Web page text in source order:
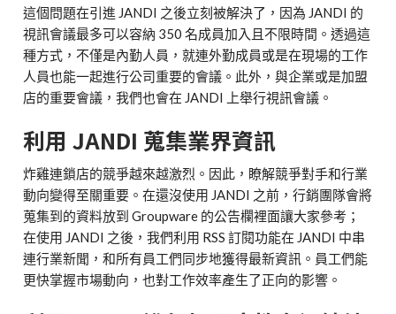
這個問題在引進 JANDI 之後立刻被解決了，因為 JANDI 的
視訊會議最多可以容納 350 名成員加入且不限時間。透過這
種方式，不僅是內勤人員，就連外勤成員或是在現場的工作
人員也能一起進行公司重要的會議。此外，與企業或是加盟
店的重要會議，我們也會在 JANDI 上舉行視訊會議。
利用 JANDI 蒐集業界資訊
炸雞連鎖店的競爭越來越激烈。因此，瞭解競爭對手和行業
動向變得至關重要。在還沒使用 JANDI 之前，行銷團隊會將
蒐集到的資料放到 Groupware 的公告欄裡面讓大家參考；
在使用 JANDI 之後，我們利用 RSS 訂閱功能在 JANDI 中串
連行業新聞，和所有員工們同步地獲得最新資訊。員工們能
更快掌握市場動向，也對工作效率產生了正向的影響。